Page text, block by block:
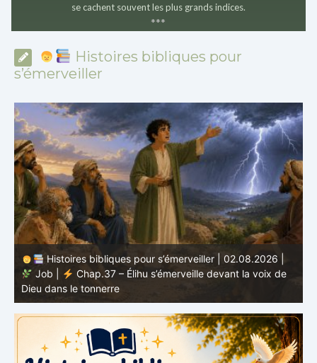
se cachent souvent les plus grands indices.
***
Histoires bibliques pour
s’émerveiller
Histoires bibliques pour s’émerveiller | 01.08.2026 |
Job |
Chap.36 – Élihu continue de parler de la
grandeur de Dieu